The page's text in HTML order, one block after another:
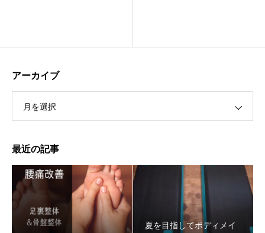
アーカイブ
月を選択
最近の記事
夏を目指してボディメイ